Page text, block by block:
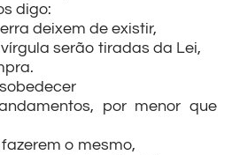
digo:
deixem de existir,
serão tiradas da Lei,
por menor que
o mesmo,